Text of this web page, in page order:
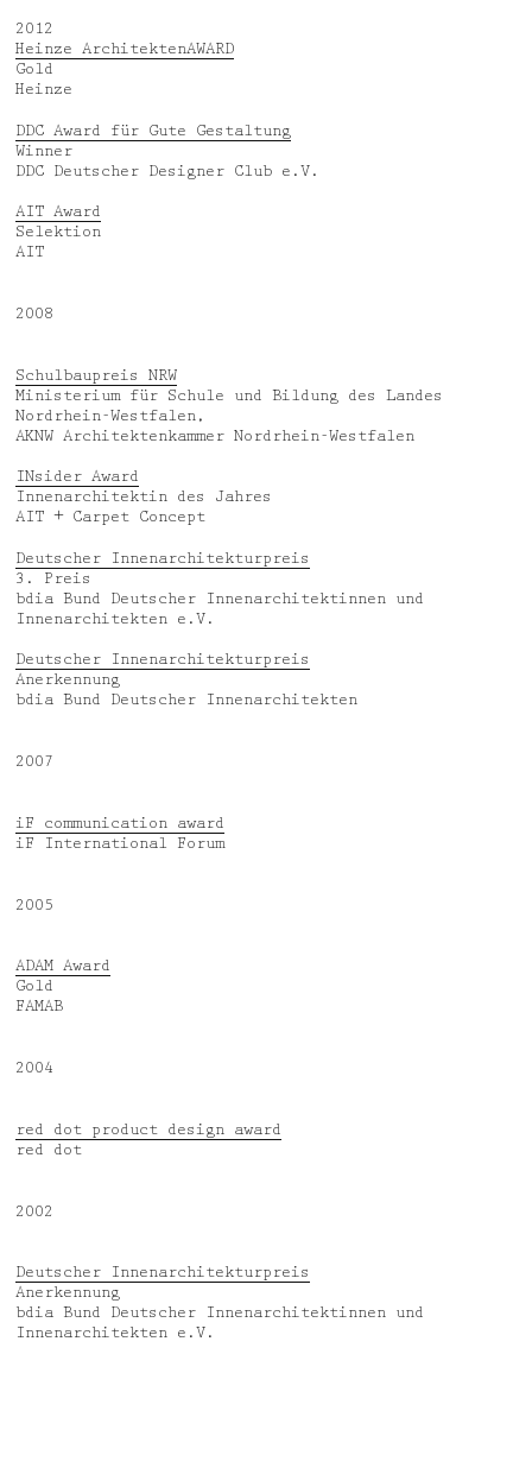
2012
Heinze ArchitektenAWARD
Gold
Heinze
DDC Award für Gute Gestaltung
Winner
DDC Deutscher Designer Club e.V.
AIT Award
Selektion
AIT
2008
Schulbaupreis NRW
Ministerium für Schule und Bildung des Landes
Nordrhein-Westfalen,
AKNW Architektenkammer Nordrhein-Westfalen
INsider Award
Innenarchitektin des Jahres
AIT + Carpet Concept
Deutscher Innenarchitekturpreis
3. Preis
bdia Bund Deutscher Innenarchitektinnen und
Innenarchitekten e.V.
Deutscher Innenarchitekturpreis
Anerkennung
bdia Bund Deutscher Innenarchitekten
2007
iF communication award
iF International Forum
2005
ADAM Award
Gold
FAMAB
2004
red dot product design award
red dot
2002
Deutscher Innenarchitekturpreis
Anerkennung
bdia Bund Deutscher Innenarchitektinnen und
Innenarchitekten e.V.